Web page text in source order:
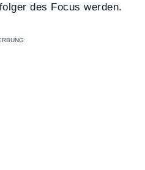
des Focus werden.